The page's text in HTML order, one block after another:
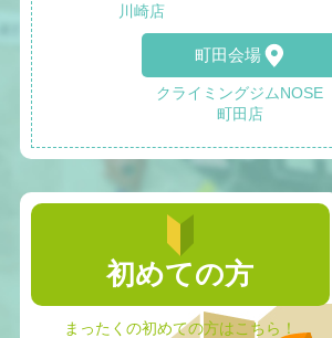
川崎店
町田会場
クライミングジムNOSE
町田店
初めての方
まったくの初めての方はこちら！